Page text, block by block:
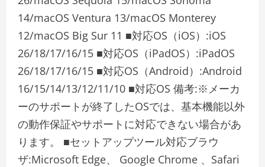
14/macOS Ventura 13/macOS Monterey
12/macOS Big Sur 11 ■対応OS（iOS）:iOS
26/18/17/16/15 ■対応OS（iPadOS）:iPadOS
26/18/17/16/15 ■対応OS（Android）:Android
16/15/14/13/12/11/10 ■対応OS 備考:※メーカ
ーのサポートが終了したOSでは、基本機能以外
の動作保証やサポートに対応できない場合があ
ります。 ■セットアップツール対応ブラウ
ザ:Microsoft Edge、 Google Chrome 、Safari